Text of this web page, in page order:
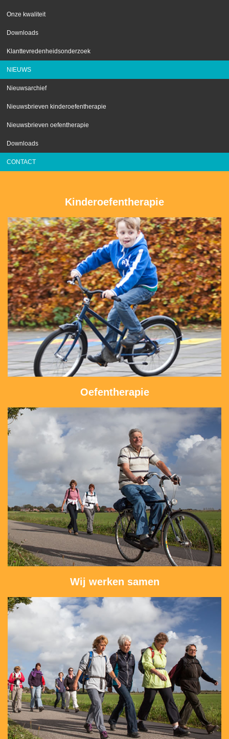
Onze kwaliteit
Downloads
Klanttevredenheidsonderzoek
NIEUWS
Nieuwsarchief
Nieuwsbrieven kinderoefentherapie
Nieuwsbrieven oefentherapie
Downloads
CONTACT
Kinderoefentherapie
Oefentherapie
Wij werken samen